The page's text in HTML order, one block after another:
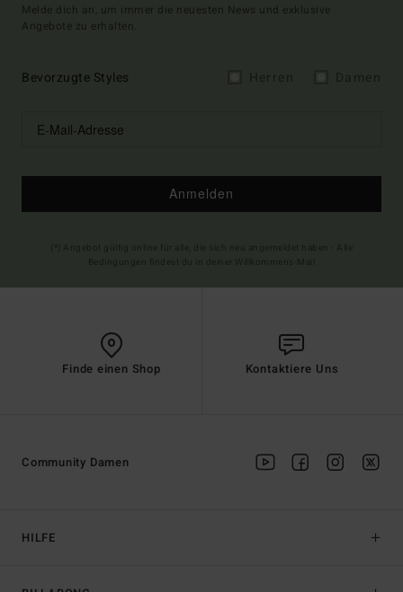
Melde dich an, um immer die neuesten News und exklusive
Angebote zu erhalten.
Bevorzugte Styles
Anmelden
Finde einen Shop Kontaktiere Uns
HILFE
Community Damen